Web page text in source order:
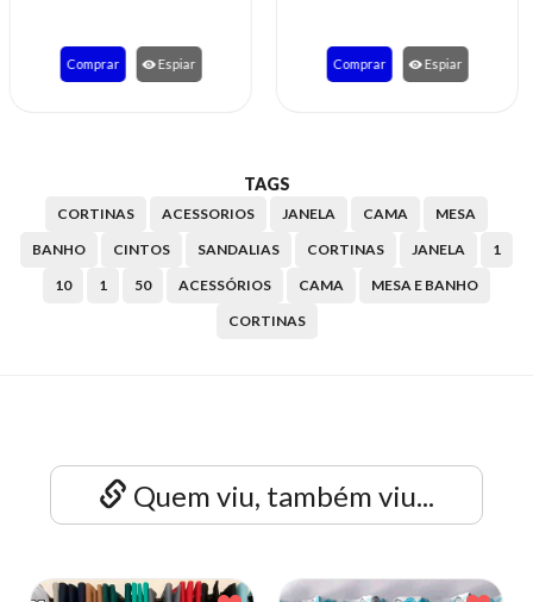
Comprar Espiar Comprar Espiar
TAGS
CORTINAS ACESSORIOS JANELA CAMA
MESA
BANHO
CINTOS SANDALIAS CORTINAS JANELA
1
10
1 50 ACESSÓRIOS CAMA
MESA E BANHO
CORTINAS
Quem viu, também viu...